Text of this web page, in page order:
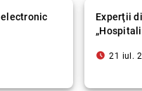
Experţii
access_time_filled 21 iul.